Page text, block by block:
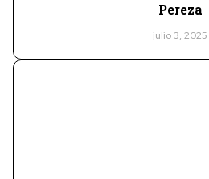
Pereza
julio 3, 2025